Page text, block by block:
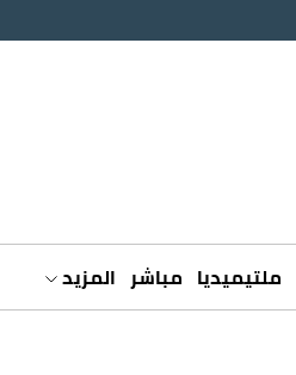
ملتيميديا مباشر المزيد